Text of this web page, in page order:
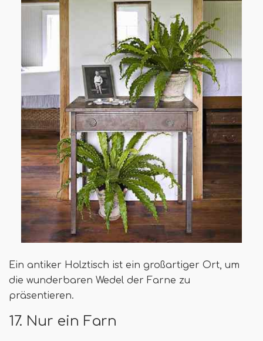
Ein antiker Holztisch ist ein großartiger Ort, um
die wunderbaren Wedel der Farne zu
präsentieren.
17. Nur ein Farn